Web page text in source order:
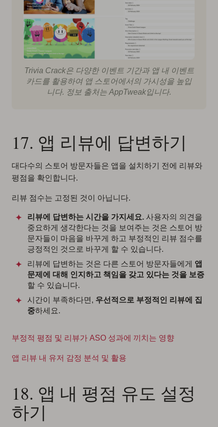
Trivia Crack은 다양한 이벤트 기간과 앱 내 이벤트
카드를 활용하여 앱 스토어에서의 가시성을 높입
니다. 정보 출처는 AppTweak입니다.
17. 앱 리뷰에 답변하기
대다수의 스토어 방문자들은 앱을 설치하기 전에 리뷰와
평점을 확인합니다.
리뷰 점수는 고정된 것이 아닙니다.
리뷰에 답변하는 시간을 가지세요. 사용자의 의견을
중요하게 생각한다는 것을 보여주는 것은 스토어 방
문자들이 마음을 바꾸게 하고 부정적인 리뷰 점수를
긍정적인 것으로 바꾸게 할 수 있습니다.
리뷰에 답변하는 것은 다른 스토어 방문자들에게 앱
문제에 대해 인지하고 책임을 갖고 있다는 것을 보증
할 수 있습니다.
시간이 부족하다면, 우선적으로 부정적인 리뷰에 집
중하세요.
부정적 평점 및 리뷰가 ASO 성과에 끼치는 영향
앱 리뷰 내 유저 감정 분석 및 활용
18. 앱 내 평점 유도 설정
하기